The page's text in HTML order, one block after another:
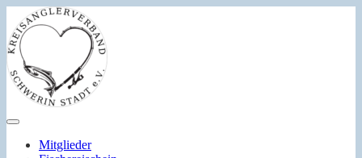
Zum
Inhalt
springen
Mitglieder